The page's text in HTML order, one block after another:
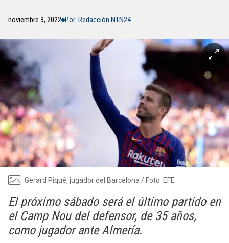
noviembre 3, 2022 Por: Redacción NTN24
Gerard Piqué, jugador del Barcelona / Foto: EFE
El próximo sábado será el último partido en
el Camp Nou del defensor, de 35 años,
como jugador ante Almería.